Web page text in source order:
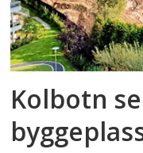
Kolbotn